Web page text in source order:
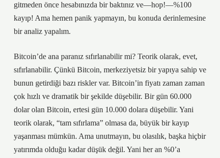
gitmeden önce hesabınızda bir baktınız ve—hop!—%100
kayıp! Ama hemen panik yapmayın, bu konuda derinlemesine
bir analiz yapalım.
Bitcoin’de ana paranız sıfırlanabilir mi? Teorik olarak, evet,
sıfırlanabilir. Çünkü Bitcoin, merkeziyetsiz bir yapıya sahip ve
bunun getirdiği bazı riskler var. Bitcoin’in fiyatı zaman zaman
çok hızlı ve dramatik bir şekilde düşebilir. Bir gün 60.000
dolar olan Bitcoin, ertesi gün 10.000 dolara düşebilir. Yani
teorik olarak, “tam sıfırlama” olmasa da, büyük bir kayıp
yaşanması mümkün. Ama unutmayın, bu olasılık, başka hiçbir
yatırımda olduğu kadar düşük değil. Yani her an %0’a